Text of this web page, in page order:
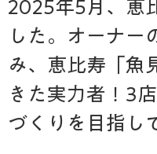
2025年5月、恵
した。オーナー
み、恵比寿「魚
きた実力者！3
づくりを目指し